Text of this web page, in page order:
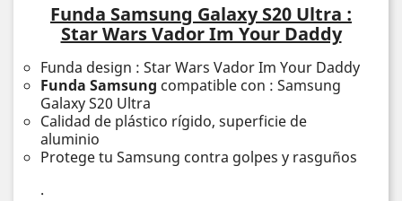
Funda Samsung Galaxy S20 Ultra :
Star Wars Vador Im Your Daddy
Funda design : Star Wars Vador Im Your Daddy
Funda Samsung compatible con : Samsung
Galaxy S20 Ultra
Calidad de plástico rígido, superficie de
aluminio
Protege tu Samsung contra golpes y rasguños
.